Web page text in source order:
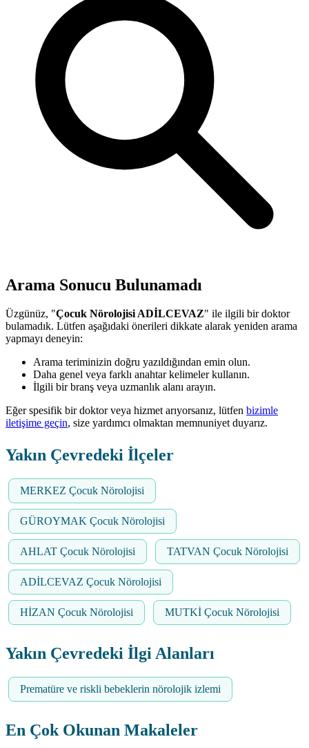
Arama Sonucu Bulunamadı
Üzgünüz, "Çocuk Nörolojisi ADİLCEVAZ" ile ilgili bir doktor
bulamadık. Lütfen aşağıdaki önerileri dikkate alarak yeniden arama
yapmayı deneyin:
Arama teriminizin doğru yazıldığından emin olun.
Daha genel veya farklı anahtar kelimeler kullanın.
İlgili bir branş veya uzmanlık alanı arayın.
Eğer spesifik bir doktor veya hizmet arıyorsanız, lütfen bizimle
iletişime geçin, size yardımcı olmaktan memnuniyet duyarız.
Yakın Çevredeki İlçeler
MERKEZ Çocuk Nörolojisi
GÜROYMAK Çocuk Nörolojisi
AHLAT Çocuk Nörolojisi TATVAN Çocuk Nörolojisi
ADİLCEVAZ Çocuk Nörolojisi
HİZAN Çocuk Nörolojisi MUTKİ Çocuk Nörolojisi
Yakın Çevredeki İlgi Alanları
Prematüre ve riskli bebeklerin nörolojik izlemi
En Çok Okunan Makaleler